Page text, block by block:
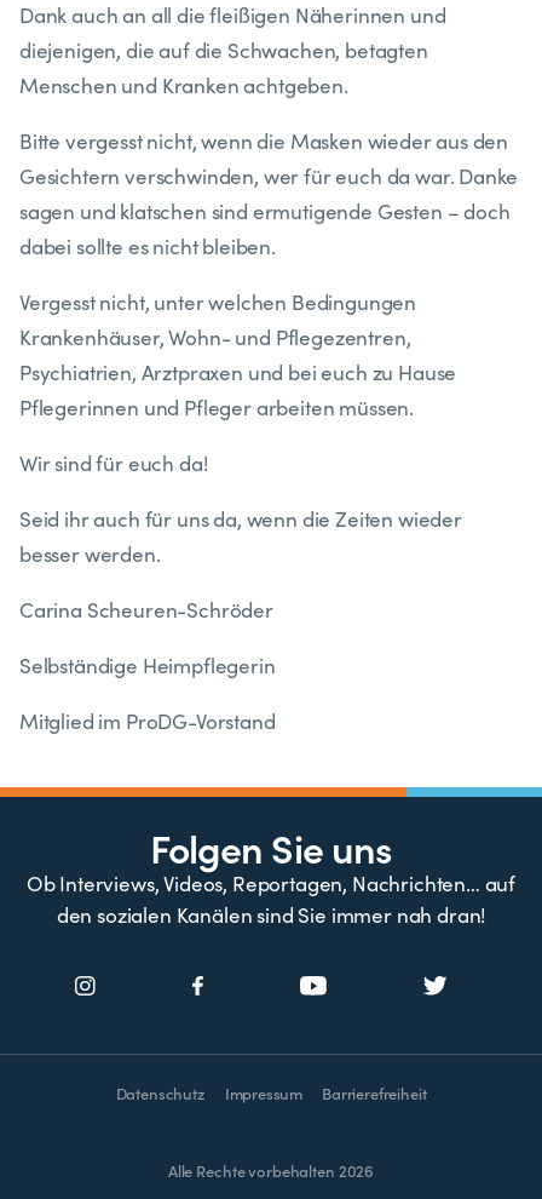
Dank auch an all die fleißigen Näherinnen und
diejenigen, die auf die Schwachen, betagten
Menschen und Kranken achtgeben.
Bitte vergesst nicht, wenn die Masken wieder aus den
Gesichtern verschwinden, wer für euch da war. Danke
sagen und klatschen sind ermutigende Gesten – doch
dabei sollte es nicht bleiben.
Vergesst nicht, unter welchen Bedingungen
Krankenhäuser, Wohn- und Pflegezentren,
Psychiatrien, Arztpraxen und bei euch zu Hause
Pflegerinnen und Pfleger arbeiten müssen.
Wir sind für euch da!
Seid ihr auch für uns da, wenn die Zeiten wieder
besser werden.
Carina Scheuren-Schröder
Selbständige Heimpflegerin
Mitglied im ProDG-Vorstand
Folgen Sie uns
Ob Interviews, Videos, Reportagen, Nachrichten… auf
den sozialen Kanälen sind Sie immer nah dran!
Datenschutz Impressum Barrierefreiheit
Alle Rechte vorbehalten 2026